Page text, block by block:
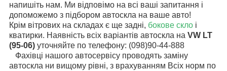
напишіть нам. Ми відповімо на всі ваші запитання і
допоможемо з підбором автоскла на ваше авто!
Крім вітрових на складах є ще задні, бокове скло і
кватирки. Наявність всіх варіантів автоскла на VW LT
(95-06) уточняйте по телефону: (098)90-44-888
Фахівці нашого автосервісу проводять заміну
автоскла ни вищому рівні, з врахуванням Всіх норм по